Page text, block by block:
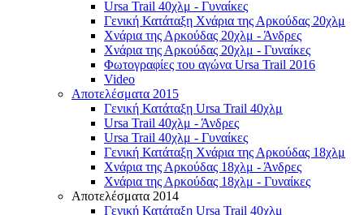
Ursa Trail 40χλμ - Γυναίκες
Γενική Κατάταξη Χνάρια της Αρκούδας 20χλμ
Χνάρια της Αρκούδας 20χλμ - Άνδρες
Χνάρια της Αρκούδας 20χλμ - Γυναίκες
Φωτογραφίες του αγώνα Ursa Trail 2016
Video
Αποτελέσματα 2015
Γενική Κατάταξη Ursa Trail 40χλμ
Ursa Trail 40χλμ - Άνδρες
Ursa Trail 40χλμ - Γυναίκες
Γενική Κατάταξη Χνάρια της Αρκούδας 18χλμ
Χνάρια της Αρκούδας 18χλμ - Άνδρες
Χνάρια της Αρκούδας 18χλμ - Γυναίκες
Αποτελέσματα 2014
Γενική Κατάταξη Ursa Trail 40χλμ